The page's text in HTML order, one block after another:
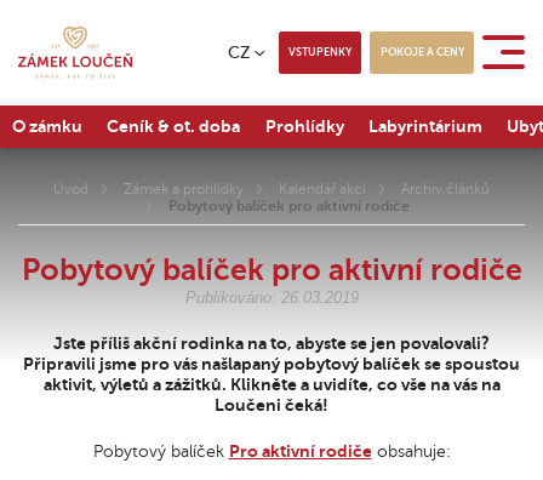
CZ VSTUPENKY POKOJE A CENY
O zámku Ceník & ot. doba Prohlídky Labyrintárium
Úvod Zámek a prohlídky Kalendář akcí
Archiv článků
Pobytový balíček pro aktivní rodiče
Pobytový balíček pro aktivní rodiče
Publikováno: 26.03.2019
Jste příliš akční rodinka na to, abyste se jen povalovali?
Připravili jsme pro vás našlapaný pobytový balíček se spoustou
aktivit, výletů a zážitků. Klikněte a uvidíte, co vše na vás na
Loučeni čeká!
Pobytový balíček Pro aktivní rodičeobsahuje: